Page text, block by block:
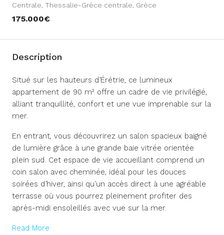
Centrale, Thessalie-Grèce centrale, Grèce
175.000€
Description
Situé sur les hauteurs d’Érétrie, ce lumineux
appartement de 90 m² offre un cadre de vie privilégié,
alliant tranquillité, confort et une vue imprenable sur la
mer.
En entrant, vous découvrirez un salon spacieux baigné
de lumière grâce à une grande baie vitrée orientée
plein sud. Cet espace de vie accueillant comprend un
coin salon avec cheminée, idéal pour les douces
soirées d’hiver, ainsi qu’un accès direct à une agréable
terrasse où vous pourrez pleinement profiter des
après-midi ensoleillés avec vue sur la mer.
Read More